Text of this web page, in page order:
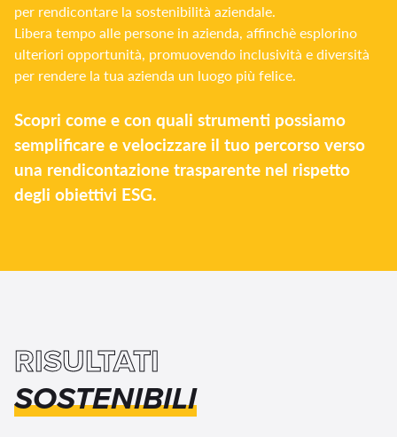
per rendicontare la sostenibilità aziendale.
Libera tempo alle persone in azienda, affinchè esplorino
ulteriori opportunità, promuovendo inclusività e diversità
per rendere la tua azienda un luogo più felice.
Scopri come e con quali strumenti possiamo
semplificare e velocizzare il tuo percorso verso
una rendicontazione trasparente nel rispetto
degli obiettivi ESG.
RISULTATI
SOSTENIBILI